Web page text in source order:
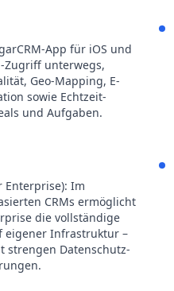
App für iOS und
Zugriff unterwegs,
Geo-Mapping, E-
sowie Echtzeit-
und Aufgaben.
Enterprise): Im
CRMs ermöglicht
die vollständige
eigener Infrastruktur –
strengen Datenschutz-